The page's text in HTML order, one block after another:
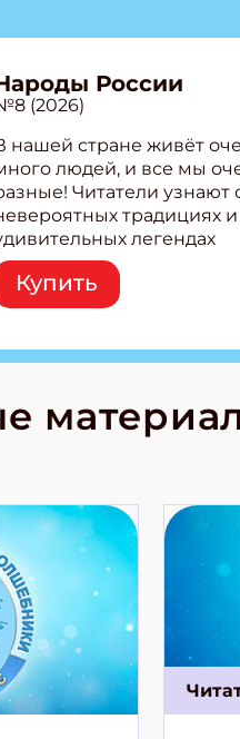
России
(2026)
нашей стране живёт
людей, и все мы
Читатели узнают
традициях и
легендах
России! Внутри:
Легенды татар, башкир и
Настольная игра
слова
Купить